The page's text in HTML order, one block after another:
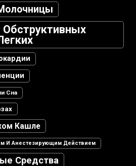
Сна
Кашле
И Анестезирующим Действием
Средства